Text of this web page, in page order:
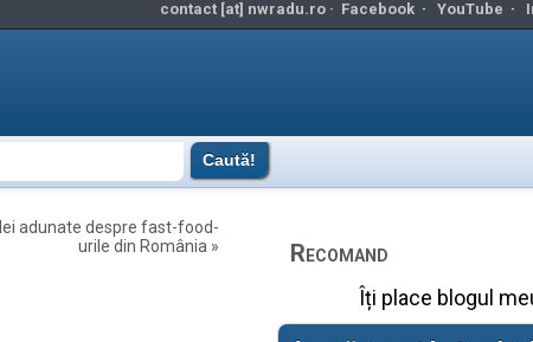
contact [at] nwradu.ro · Facebook· YouTube ·
adunate despre fast-food-
urile din România » Recomand
Îți place blogul